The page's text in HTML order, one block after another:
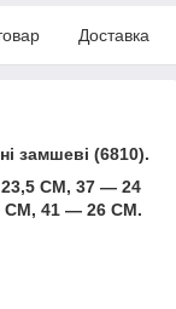
Доставка
замшеві (6810).
СМ, 37 — 24
СМ, 41 — 26 СМ.